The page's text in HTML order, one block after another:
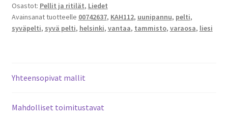
x
375mm
00742637
Osastot: Pellit ja ritilät, Liedet
Avainsanat tuotteelle 00742637, KAH112, uunipannu, pelti,
syväpelti, syvä pelti, helsinki, vantaa, tammisto, varaosa, liesi
Yhteensopivat mallit
Mahdolliset toimitustavat